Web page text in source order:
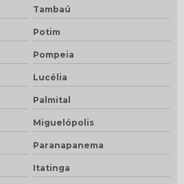
Tambaú
Potim
Pompeia
Lucélia
Palmital
Miguelópolis
Paranapanema
Itatinga